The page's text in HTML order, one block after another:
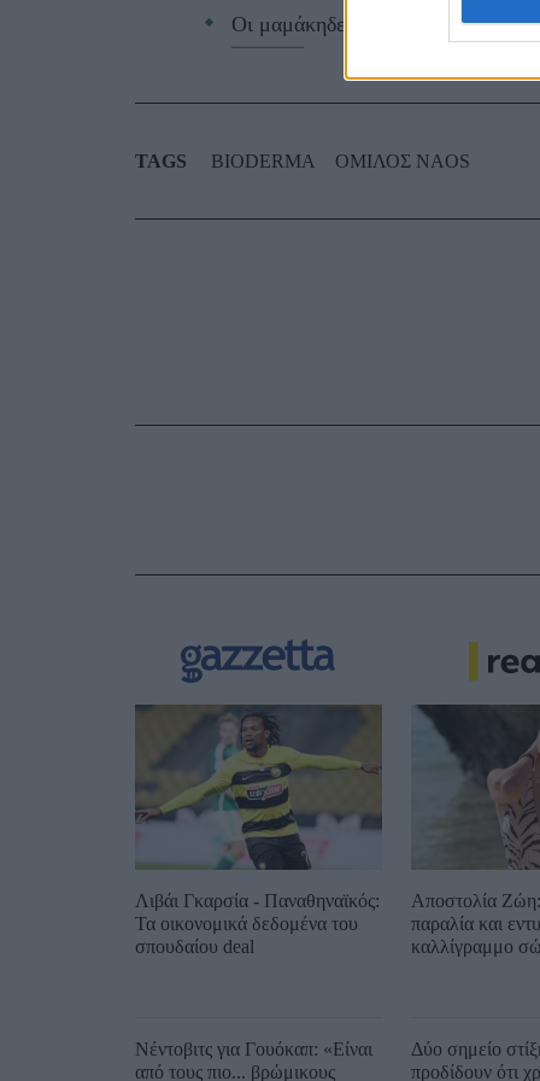
Οι μαμάκηδες του ζωδιακού: Αυτά
TAGS BIODERMA ΟΜΙΛΟΣ NAOS
Λιβάι Γκαρσία - Παναθηναϊκός:
Τα οικονομικά δεδομένα του
σπουδαίου deal
Νέντοβιτς για Γουόκαπ: «Είναι
από τους πιο... βρώμικους
Αποστολία
παραλία και
καλλίγραμμο
Δύο σημείο
προδίδουν ότι